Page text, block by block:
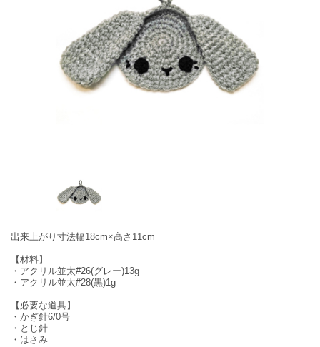
出来上がり寸法幅18cm×高さ11cm
【材料】
・アクリル並太#26(グレー)13g
・アクリル並太#28(黒)1g
【必要な道具】
・かぎ針6/0号
・とじ針
・はさみ